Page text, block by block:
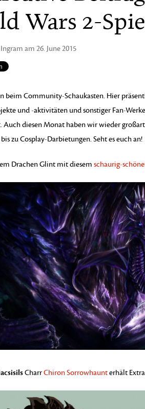
Wars 2-
am 26. June 2015
beim Community-Schaukasten. Hier
und -aktivitäten und sonstiger Fan-
Auch diesen Monat haben wir wieder
zu Cosplay-Darbietungen. Seht es euch an!
Drachen Glint mit diesem schaurig-
CharrChiron Sorrowhaunterhält